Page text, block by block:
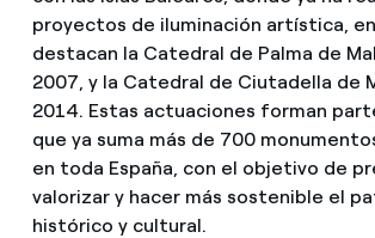
proyectos de iluminación artística,
destacan la Catedral de Palma de
2007, y la Catedral de Ciutadella de
2014. Estas actuaciones forman
que ya suma más de 700
en toda España, con el objetivo de
valorizar y hacer más sostenible el
histórico y cultural.